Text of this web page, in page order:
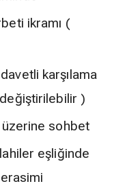
ikramı (
karşılama
)
üzerine sohbet
eşliğinde